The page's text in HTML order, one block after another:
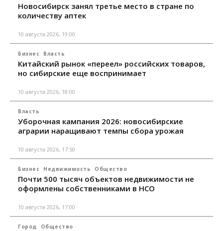
Новосибирск занял третье место в стране по
количеству аптек
10 августа 2026, 19:00
Бизнес Власть
Китайский рынок «переел» российских товаров,
но сибирские еще воспринимает
10 августа 2026, 18:00
Власть
Уборочная кампания 2026: новосибирские
аграрии наращивают темпы сбора урожая
10 августа 2026, 17:50
Бизнес Недвижимость Общество
Почти 500 тысяч объектов недвижимости не
оформлены собственниками в НСО
10 августа 2026, 17:00
Город Общество